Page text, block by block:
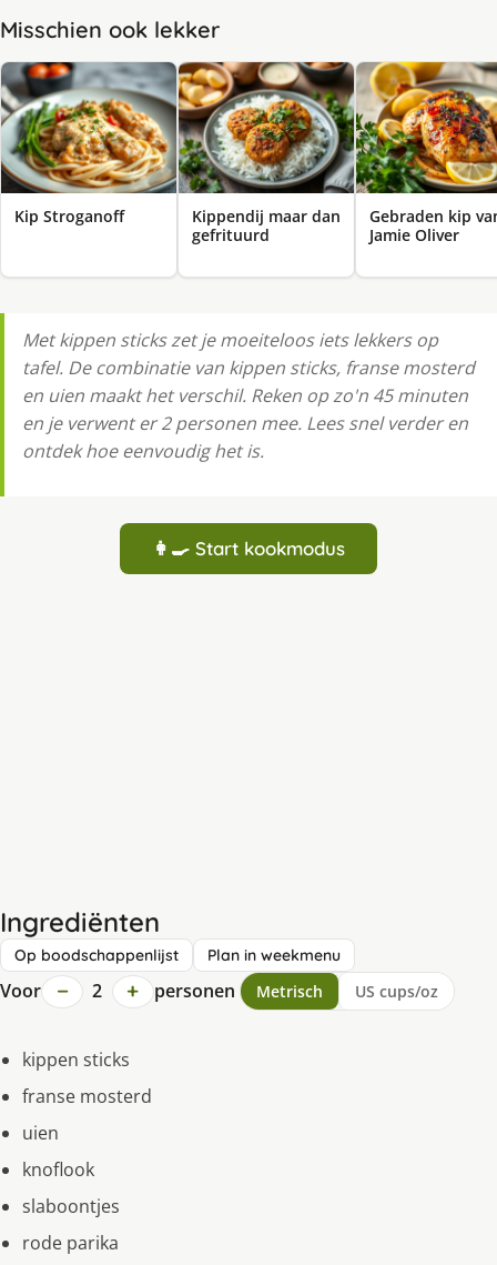
Misschien ook lekker
Kip Stroganoff
Kippendij maar dan
gefrituurd
Gebraden kip
Jamie Oliver
Met kippen sticks zet je moeiteloos iets lekkers op
tafel. De combinatie van kippen sticks, franse mosterd
en uien maakt het verschil. Reken op zo'n 45 minuten
en je verwent er 2 personen mee. Lees snel verder en
ontdek hoe eenvoudig het is.
👩‍🍳 Start kookmodus
Ingrediënten
Op boodschappenlijst Plan in weekmenu
Voor − 2 + personen Metrisch US cups/oz
kippen sticks
franse mosterd
uien
knoflook
slaboontjes
rode parika